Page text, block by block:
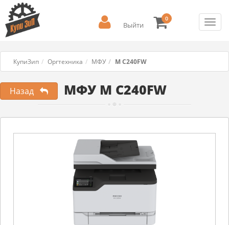
Выйти
0
КупиЗип Оргтехника МФУ M C240FW
МФУ M C240FW
Назад